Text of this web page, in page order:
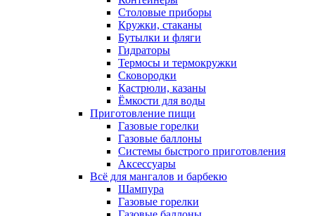
Столовые приборы
Кружки, стаканы
Бутылки и фляги
Гидраторы
Термосы и термокружки
Сковородки
Кастрюли, казаны
Ёмкости для воды
Приготовление пищи
Газовые горелки
Газовые баллоны
Системы быстрого приготовления
Аксессуары
Всё для мангалов и барбекю
Шампура
Газовые горелки